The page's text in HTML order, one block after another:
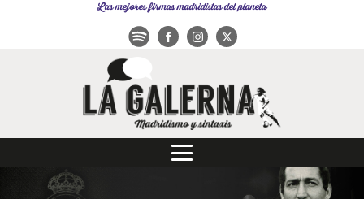
Las mejores firmas madridistas del planeta